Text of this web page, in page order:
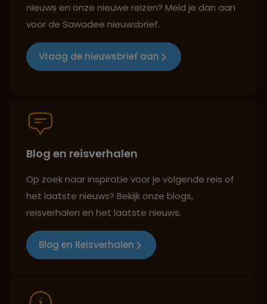
Reizen met oog voor mens, cultuur en milieu
Persoonlijk en deskundig reisadvies
Best beoordeelde reisroutes
nieuws en onze nieuwe reizen? Meld je dan aan
voor de Sawadee nieuwsbrief.
Vraag de nieuwsbrief aan
Blog en reisverhalen
Op zoek naar inspiratie voor je volgende reis of
het laatste nieuws? Bekijk onze blogs,
reisverhalen en het laatste nieuws.
Blog en Reisverhalen